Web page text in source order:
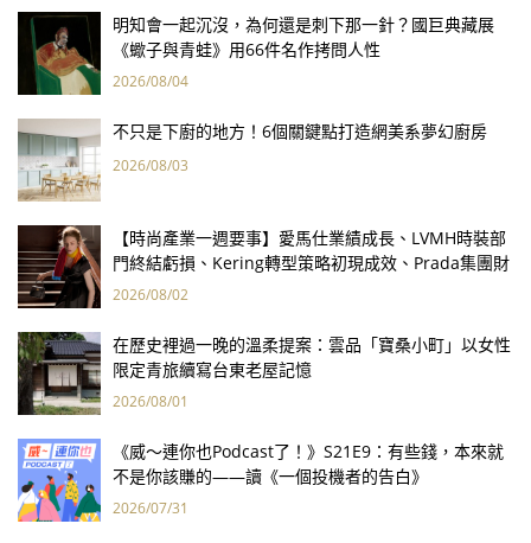
明知會一起沉沒，為何還是刺下那一針？國巨典藏展
《蠍子與青蛙》用66件名作拷問人性
2026/08/04
不只是下廚的地方！6個關鍵點打造網美系夢幻廚房
2026/08/03
【時尚產業一週要事】愛馬仕業績成長、LVMH時裝部
門終結虧損、Kering轉型策略初現成效、Prada集團財
報亮眼
2026/08/02
在歷史裡過一晚的溫柔提案：雲品「寶桑小町」以女性
限定青旅續寫台東老屋記憶
2026/08/01
《威～連你也Podcast了！》S21E9：有些錢，本來就
不是你該賺的——讀《一個投機者的告白》
2026/07/31